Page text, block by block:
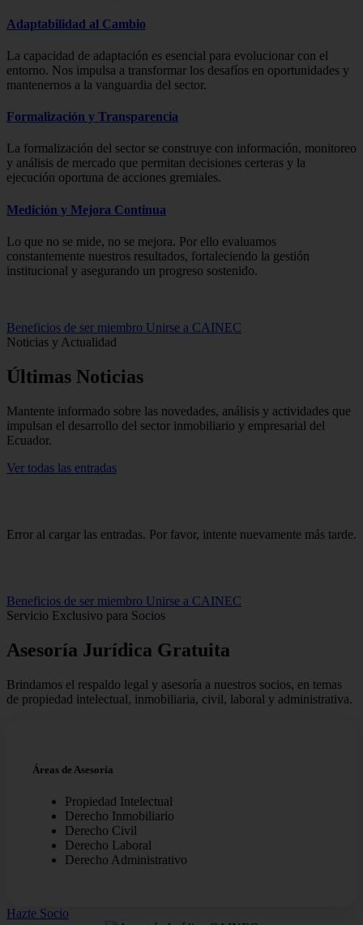
Adaptabilidad al Cambio
La capacidad de adaptación es esencial para evolucionar con el
entorno. Nos impulsa a transformar los desafíos en oportunidades y
mantenernos a la vanguardia del sector.
Formalización y Transparencia
La formalización del sector se construye con información, monitoreo
y análisis de mercado que permitan decisiones certeras y la
ejecución oportuna de acciones gremiales.
Medición y Mejora Continua
Lo que no se mide, no se mejora. Por ello evaluamos
constantemente nuestros resultados, fortaleciendo la gestión
institucional y asegurando un progreso sostenido.
Beneficios de ser miembro Unirse a CAINEC
Noticias y Actualidad
Últimas Noticias
Mantente informado sobre las novedades, análisis y actividades que
impulsan el desarrollo del sector inmobiliario y empresarial del
Ecuador.
Ver todas las entradas
Error al cargar las entradas. Por favor, intente nuevamente más tarde.
Beneficios de ser miembro Unirse a CAINEC
Servicio Exclusivo para Socios
Asesoría Jurídica Gratuita
Brindamos el respaldo legal y asesoría a nuestros socios, en temas
de propiedad intelectual, inmobiliaria, civil, laboral y administrativa.
Áreas de Asesoría
Propiedad Intelectual
Derecho Inmobiliario
Derecho Civil
Derecho Laboral
Derecho Administrativo
Hazte Socio